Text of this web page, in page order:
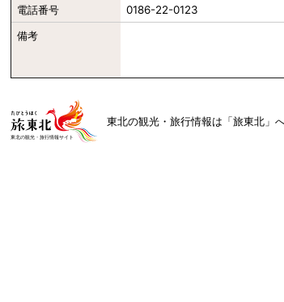
電話番号 0186-22-0123
備考
東北の観光・旅行情報は「旅東北